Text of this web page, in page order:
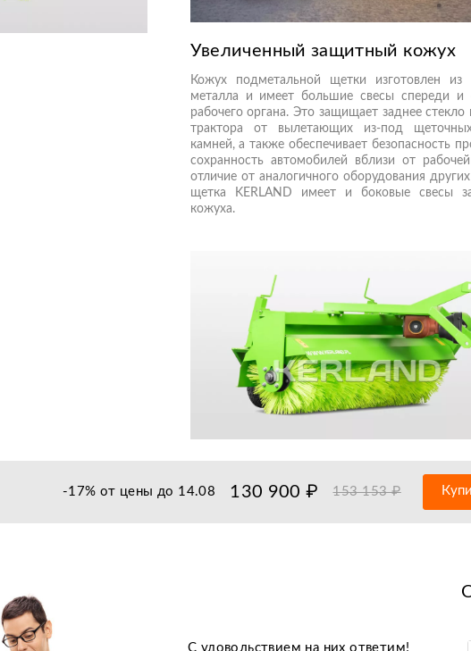
Увеличенный защитный кожух
Кожух подметальной щетки изготовлен из
металла и имеет большие свесы спереди и
рабочего органа. Это защищает заднее
трактора от вылетающих из-под
камней, а также обеспечивает безопасность
сохранность автомобилей вблизи от
отличие от аналогичного оборудования
щетка KERLAND имеет и боковые свесы
кожуха.
-17% от цены до 14.08 130 900 ₽ 153 153 ₽
C удовольствием на них ответим!